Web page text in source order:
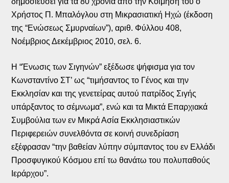
Χρήστος Π. Μπαλόγλου στη Μικρασιατική Ηχώ (έκδοση
της “Ενώσεως Σμυρναίων”), αριθ. Φύλλου 408,
Νοέμβριος Δεκέμβριος 2010, σελ. 6.
Η “Ένωσις των Σιγηνών” εξέδωσε ψήφισμα για τον
Κωνσταντίνο ΣΤ’ ως “τιμήσαντος το Γένος και την
Εκκλησίαν και της γενετείρας αυτού πατρίδος Σιγής
υπάρξαντος το σέμνωμα”, ενώ και τα Μικτά Επαρχιακά
Συμβούλια των εν Μικρά Ασία Εκκλησιαστικών
Περιφερειών συνελθόντα σε κοινή συνεδρίαση
εξέφρασαν “την βαθείαν λύπην σύμπαντος του εν Ελλάδι
Προσφυγικού Κόσμου επί τω θανάτω του πολυπαθούς
Ιεράρχου”.